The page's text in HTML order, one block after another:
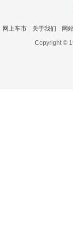
网上车市 关于我们 网
Copyright ©